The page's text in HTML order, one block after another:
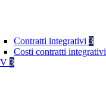
Contratti integrativi 3
Costi contratti integrativi
3